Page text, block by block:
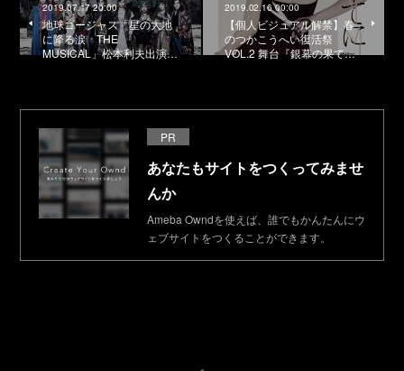
2019.07.17 20:00
地球ゴージャス「星の大地
に降る涙 THE
MUSICAL」松本利夫出演…
2019.02.16 00:00
【個人ビジュアル解禁】春
のつかこうへい復活祭
VOL.2 舞台『銀幕の果て…
PR
あなたもサイトをつくってみませ
んか
Ameba Owndを使えば、誰でもかんたんにウ
ェブサイトをつくることができます。